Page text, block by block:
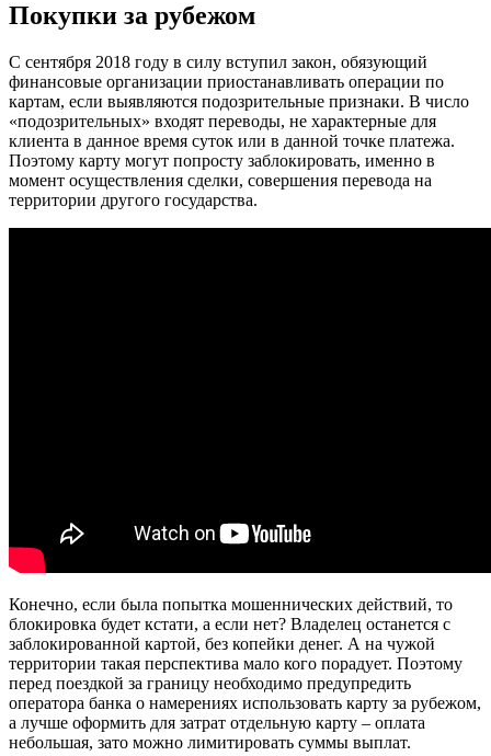
Покупки за рубежом
С сентября 2018 году в силу вступил закон, обязующий
финансовые организации приостанавливать операции по
картам, если выявляются подозрительные признаки. В число
«подозрительных» входят переводы, не характерные для
клиента в данное время суток или в данной точке платежа.
Поэтому карту могут попросту заблокировать, именно в
момент осуществления сделки, совершения перевода на
территории другого государства.
Конечно, если была попытка мошеннических действий, то
блокировка будет кстати, а если нет? Владелец останется с
заблокированной картой, без копейки денег. А на чужой
территории такая перспектива мало кого порадует. Поэтому
перед поездкой за границу необходимо предупредить
оператора банка о намерениях использовать карту за рубежом,
а лучше оформить для затрат отдельную карту – оплата
небольшая, зато можно лимитировать суммы выплат.